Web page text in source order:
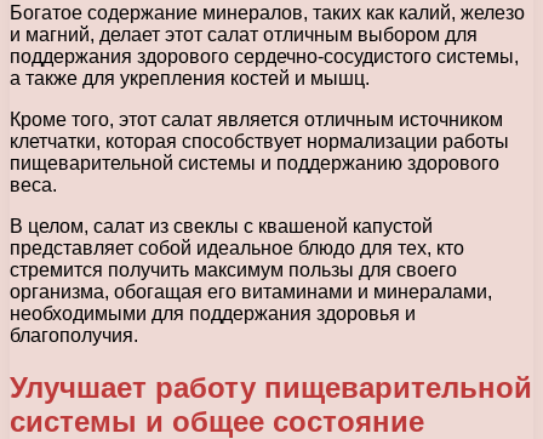
Богатое содержание минералов, таких как калий, железо
и магний, делает этот салат отличным выбором для
поддержания здорового сердечно-сосудистого системы,
а также для укрепления костей и мышц.
Кроме того, этот салат является отличным источником
клетчатки, которая способствует нормализации работы
пищеварительной системы и поддержанию здорового
веса.
В целом, салат из свеклы с квашеной капустой
представляет собой идеальное блюдо для тех, кто
стремится получить максимум пользы для своего
организма, обогащая его витаминами и минералами,
необходимыми для поддержания здоровья и
благополучия.
Улучшает работу пищеварительной
системы и общее состояние